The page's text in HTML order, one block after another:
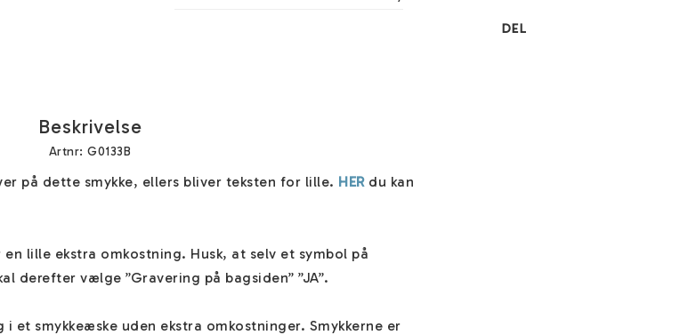
DEL
Beskrivelse
Artnr: G0133B
på dette smykke, ellers bliver teksten for lille. HER du kan
lille ekstra omkostning. Husk, at selv et symbol på
derefter vælge ”Gravering på bagsiden” ”JA”.
et smykkeæske uden ekstra omkostninger. Smykkerne er